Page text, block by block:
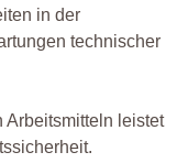
in der
technischer
Arbeitsmitteln leistet